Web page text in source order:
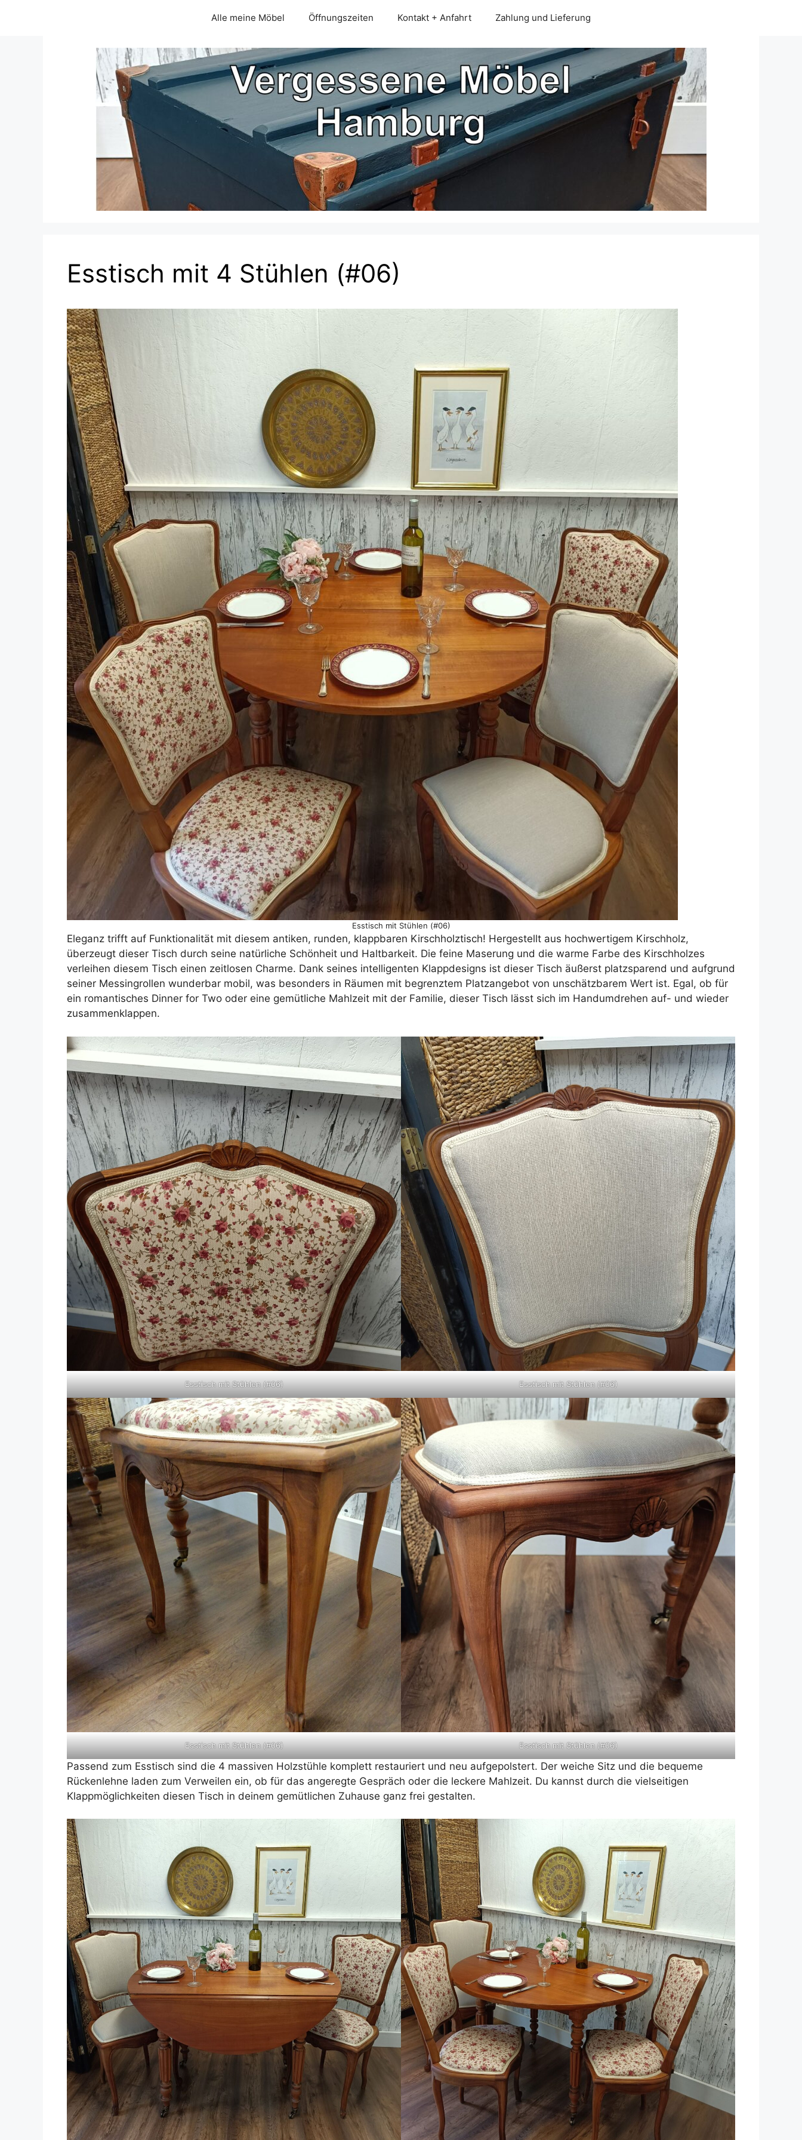
Alle meine Möbel Öffnungszeiten Kontakt + Anfahrt Zahlung und Lieferung
Esstisch mit 4 Stühlen (#06)
Esstisch mit Stühlen (#06)
Eleganz trifft auf Funktionalität mit diesem antiken, runden, klappbaren Kirschholztisch! Hergestellt aus hochwertigem Kirschholz,
überzeugt dieser Tisch durch seine natürliche Schönheit und Haltbarkeit. Die feine Maserung und die warme Farbe des Kirschholzes
verleihen diesem Tisch einen zeitlosen Charme. Dank seines intelligenten Klappdesigns ist dieser Tisch äußerst platzsparend und aufgrund
seiner Messingrollen wunderbar mobil, was besonders in Räumen mit begrenztem Platzangebot von unschätzbarem Wert ist. Egal, ob für
ein romantisches Dinner for Two oder eine gemütliche Mahlzeit mit der Familie, dieser Tisch lässt sich im Handumdrehen auf- und wieder
zusammenklappen.
Esstisch mit Stühlen (#06) Esstisch mit Stühlen (#06)
Esstisch mit Stühlen (#06) Esstisch mit Stühlen (#06)
Passend zum Esstisch sind die 4 massiven Holzstühle komplett restauriert und neu aufgepolstert. Der weiche Sitz und die bequeme
Rückenlehne laden zum Verweilen ein, ob für das angeregte Gespräch oder die leckere Mahlzeit. Du kannst durch die vielseitigen
Klappmöglichkeiten diesen Tisch in deinem gemütlichen Zuhause ganz frei gestalten.